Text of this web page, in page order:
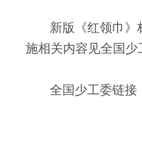
新版《红领巾》
施相关内容见全国少
全国少工委链接